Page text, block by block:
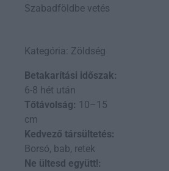
Szabadföldbe vetés
Kategória: Zöldség
Betakarítási időszak:
6-8 hét után
Tőtávolság: 10–15
cm
Kedvező társültetés:
Borsó, bab, retek
Ne ültesd együtt!: